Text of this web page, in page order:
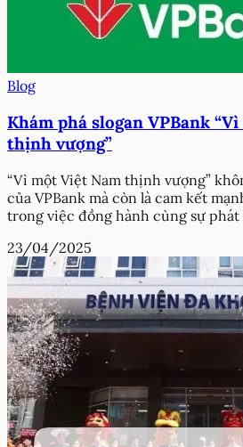
Blog
Khám phá slogan VPBank
thịnh vượng”
“Vì một Việt Nam thịnh vượng”
của VPBank mà còn là cam kết
trong việc đồng hành cùng sự
23/04/2025